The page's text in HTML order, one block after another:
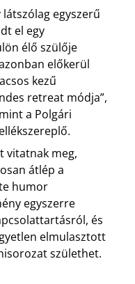
egyszerű
el egy
élő szülője
előkerül
kezű
retreat módja”,
a Polgári
vitatnak meg,
átlép a
humor
egyszerre
és
elmulasztott
születhet.